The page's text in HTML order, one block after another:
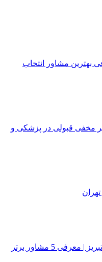
بهترین مشاور انتخاب
مخفی قبولی در پزشکی و
5 مشاور برتر